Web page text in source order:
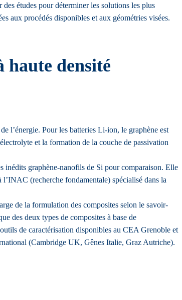
études pour déterminer les solutions les plus
aux procédés disponibles et aux géométries visées.
densité
l’énergie. Pour les batteries Li-ion, le graphène est
et la formation de la couche de passivation
inédits graphène-nanofils de Si pour comparaison. Elle
(recherche fondamentale) spécialisé dans la
de la formulation des composites selon le savoir-
des deux types de composites à base de
de caractérisation disponibles au CEA Grenoble et
(Cambridge UK, Gênes Italie, Graz Autriche).